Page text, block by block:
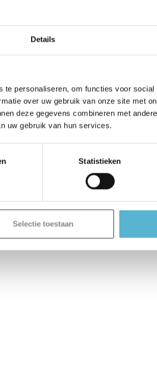
Details
personaliseren, om functies voor
over uw gebruik van onze site met
deze gegevens combineren met
uw gebruik van hun services.
Statistieken
Selectie toestaan